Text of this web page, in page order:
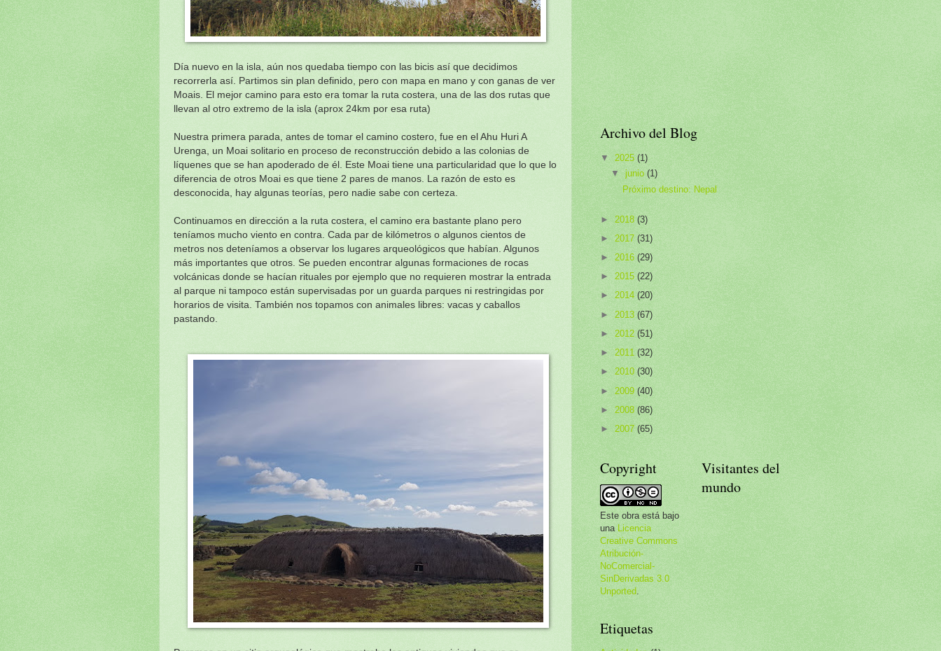
Día nuevo en la isla, aún nos quedaba tiempo con las bicis así que decidimos
recorrerla así. Partimos sin plan definido, pero con mapa en mano y con ganas de ver
Moais. El mejor camino para esto era tomar la ruta costera, una de las dos rutas que
llevan al otro extremo de la isla (aprox 24km por esa ruta)
Nuestra primera parada, antes de tomar el camino costero, fue en el Ahu Huri A
Urenga, un Moai solitario en proceso de reconstrucción debido a las colonias de
líquenes que se han apoderado de él. Este Moai tiene una particularidad que lo que lo
diferencia de otros Moai es que tiene 2 pares de manos. La razón de esto es
desconocida, hay algunas teorías, pero nadie sabe con certeza.
Continuamos en dirección a la ruta costera, el camino era bastante plano pero
teníamos mucho viento en contra. Cada par de kilómetros o algunos cientos de
metros nos deteníamos a observar los lugares arqueológicos que habían. Algunos
más importantes que otros. Se pueden encontrar algunas formaciones de rocas
volcánicas donde se hacían rituales por ejemplo que no requieren mostrar la entrada
al parque ni tampoco están supervisadas por un guarda parques ni restringidas por
horarios de visita. También nos topamos con animales libres: vacas y caballos
pastando.
Archivo del Blog
▼ 2025 (1)
▼junio(1)
Próximo destino: Nepal
► 2018 (3)
► 2017 (31)
► 2016 (29)
► 2015 (22)
► 2014 (20)
► 2013 (67)
► 2012 (51)
► 2011 (32)
► 2010 (30)
► 2009 (40)
► 2008 (86)
► 2007 (65)
Copyright
Este obra está bajo
una Licencia
Creative Commons
Atribución-
NoComercial-
SinDerivadas 3.0
Unported
Visitantes del
mundo
Etiquetas